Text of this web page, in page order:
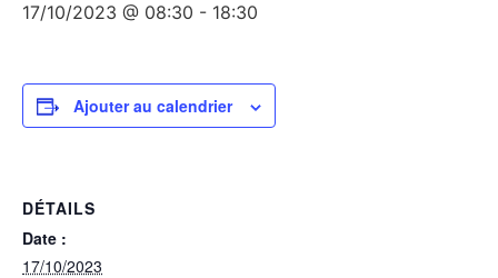
17/10/2023 @ 08:30 - 18:30
Ajouter au calendrier
DÉTAILS
Date :
17/10/2023